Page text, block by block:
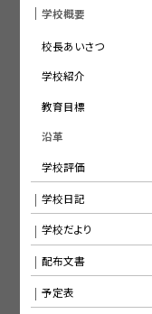
学校概要
校長あいさつ
学校紹介
教育目標
沿革
学校評価
学校日記
学校だより
配布文書
予定表